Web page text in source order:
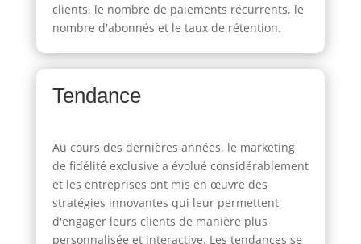
clients, le nombre de paiements récurrents, le
nombre d'abonnés et le taux de rétention.
Tendance
Au cours des dernières années, le marketing
de fidélité exclusive a évolué considérablement
et les entreprises ont mis en œuvre des
stratégies innovantes qui leur permettent
d'engager leurs clients de manière plus
personnalisée et interactive. Les tendances se